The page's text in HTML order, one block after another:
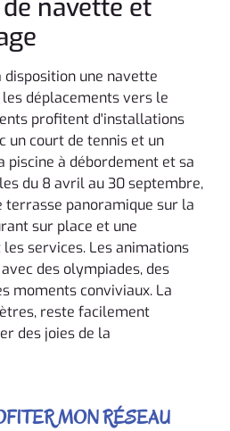
navette et
une navette
déplacements vers le
profitent d'installations
un court de tennis et un
à débordement et sa
du 8 avril au 30 septembre,
terrasse panoramique sur la
sur place et une
services. Les animations
des olympiades, des
moments conviviaux. La
reste facilement
des joies de la
MON RÉSEAU